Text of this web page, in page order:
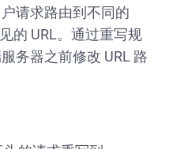
请求路由到不同的
的 URL。通过重写规
务器之前修改 URL 路